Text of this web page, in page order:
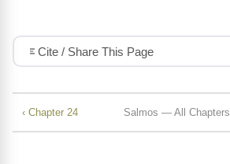
Cite / Share This Page
‹ Chapter 24 Salmos — All Chapters